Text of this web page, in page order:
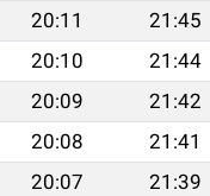
20:11
21:45
20:10
21:44
20:09
21:42
20:08
21:41
20:07
21:39